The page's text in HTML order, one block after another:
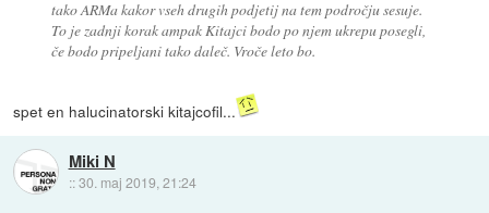
tako ARMa kakor vseh drugih podjetij na tem področju sesuje.
To je zadnji korak ampak Kitajci bodo po njem ukrepu posegli,
če bodo pripeljani tako daleč. Vroče leto bo.
spet en halucinatorski kitajcofil...
Miki N
::30. maj 2019, 21:24